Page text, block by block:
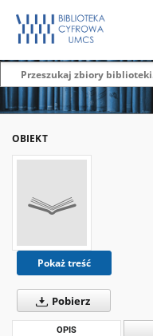
OBIEKT
Pokaż treść
Pobierz
OPIS